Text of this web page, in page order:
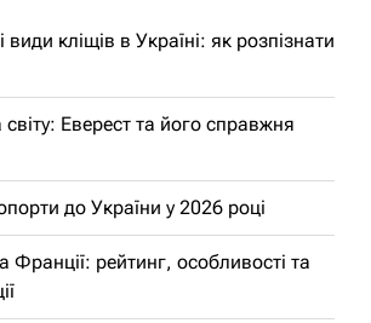
кліщів в Україні: як розпізнати
Еверест та його справжня
до України у 2026 році
Франції: рейтинг, особливості та